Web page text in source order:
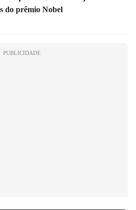
do prêmio Nobel
PUBLICIDADE